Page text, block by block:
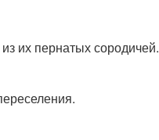
их пернатых сородичей.